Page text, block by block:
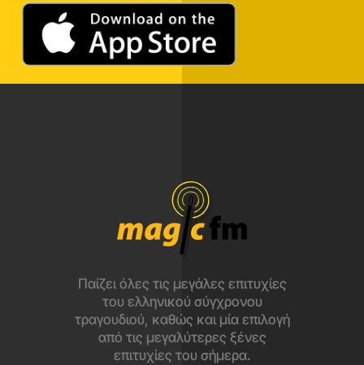
Παίζει όλες τις μεγάλες επιτυχίες
του ελληνικού σύγχρονου
τραγουδιού, καθώς και μία επιλογή
από τις μεγαλύτερες ξένες
επιτυχίες του σήμερα.